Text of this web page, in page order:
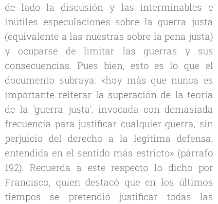
de lado la discusión y las interminables e
inútiles especulaciones sobre la guerra justa
(equivalente a las nuestras sobre lapena justa)
y ocuparse de limitar las guerras y sus
consecuencias. Pues bien, esto es lo que el
documento subraya: «hoy más que nunca es
importante reiterar la superación de la teoría
de la 'guerra justa', invocada con demasiada
frecuencia para justificar cualquier guerra, sin
perjuicio del derecho a la legítima defensa,
entendida en el sentido más estricto» (párrafo
192). Recuerda a este respecto lo dicho por
Francisco, quien destacó que en los últimos
tiempos se pretendió justificar todas las